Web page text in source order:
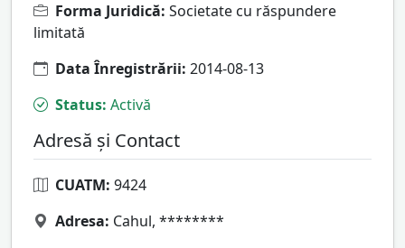
Forma Juridică: Societate cu răspundere
limitată
Data Înregistrării: 2014-08-13
Status: Activă
Adresă și Contact
CUATM: 9424
Adresa: Cahul, ********